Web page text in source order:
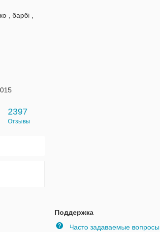
, барбі ,
2397
Отзывы
Поддержка
Часто задаваемые вопросы